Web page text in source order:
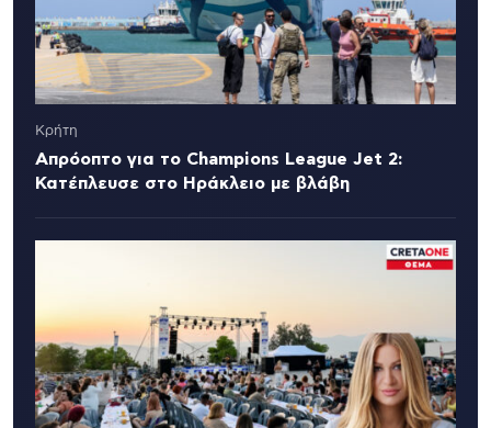
Κρήτη
Απρόοπτο για το Champions League Jet 2:
Κατέπλευσε στο Ηράκλειο με βλάβη